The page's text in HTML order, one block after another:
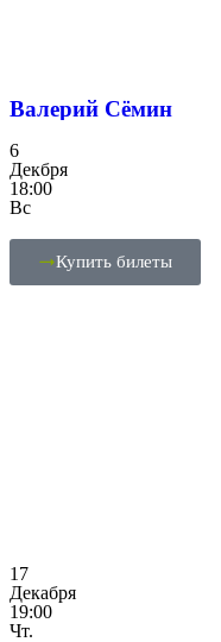
Валерий Сёмин
6
Декбря
18:00
Вс
Купить билеты
17
Декабря
19:00
Чт.